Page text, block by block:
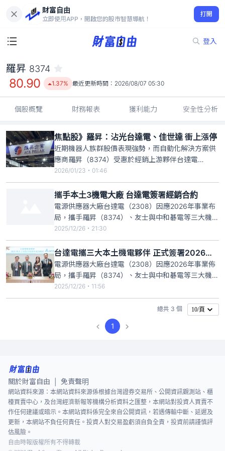
財富自由
立即使用APP，開啟您的股市智慧導航！
打開
登入
80.90
1.37%
羅昇 8374
80.90 1.37% 最近更新時間： 2026/08/07 05:30
個股概覽 財務報表 獲利能力 安全性分析
焦點股》羅昇：沾光台達電、佳世達 衝上漲停
近期機器人族群股價表現強勢，而自動化解決方案供
應商羅昇（8374）受惠於經銷上游夥伴台達電
（2308）股價創新高，加上母集團佳世達（2352）
昨宣布取得東科（5225）約35%股權、擴大營運版
圖，同步受到市場資金挹注，羅昇今日開盤股價走
高，截至上午9時27分暫報漲停價97.1元、創3個月來
新高，成交
2026/01/23・01:46
攜手本土3機電大廠 台達電簽署經銷合約
電源供應器大廠台達電（2308）因應2026年事業布
局，攜手羅昇（8374）、友士與中和碁電等三大機電
夥伴正式簽署經銷合約，進一步鞏固關係並深化合
作，看好在全球供應鏈在地化的趨勢下，機電事業將
持續聚焦整合式的人工智慧（AI）解決方案，透過虛
實技術助力客戶在分散製造的情境下實現集中管理。
2025/12/26・21:30
台達電攜三大本土機電夥伴 正式簽署2026年經銷合約
電源供應器大廠台達電（2308）因應2026年事業佈
局，攜手羅昇（8374）、友士與中和碁電等三大機電
夥伴正式簽署經銷合約，進一步鞏固關係並深化合
作，看好在全球供應鏈在地化的趨勢之下，機電事業
將持續聚焦整合式的人工智慧（AI）解決方案，透過
虛實技術助力客戶在分散製造的情境下實現集中管
2025/12/26・11:56
總共 3 個 10/頁
1
關於財富自由 免責聲明
網站資料來源：本網站資料來源係根據台灣證券交易所、公開資訊觀測站、櫃
檯買賣中心，及台灣經濟新報等機構分析資料之匯整，本網站對投資人買賣不
作任何建議或暗示。本網站資料係完全來自公開資訊，若遇傳輸中斷、延遲及
更新，本網站不負任何責任。投資人對交易盈虧須自負全責，投資前請謹慎評
估風險。
自由時報版權所有不得轉載